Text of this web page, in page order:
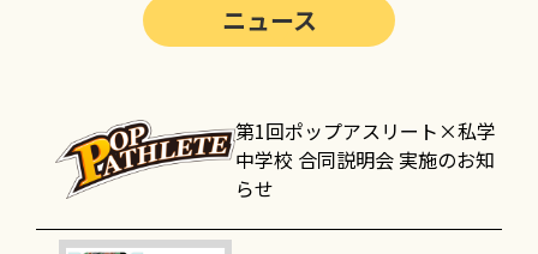
ニュース
第1回ポップアスリート×私学
中学校 合同説明会 実施のお知
らせ